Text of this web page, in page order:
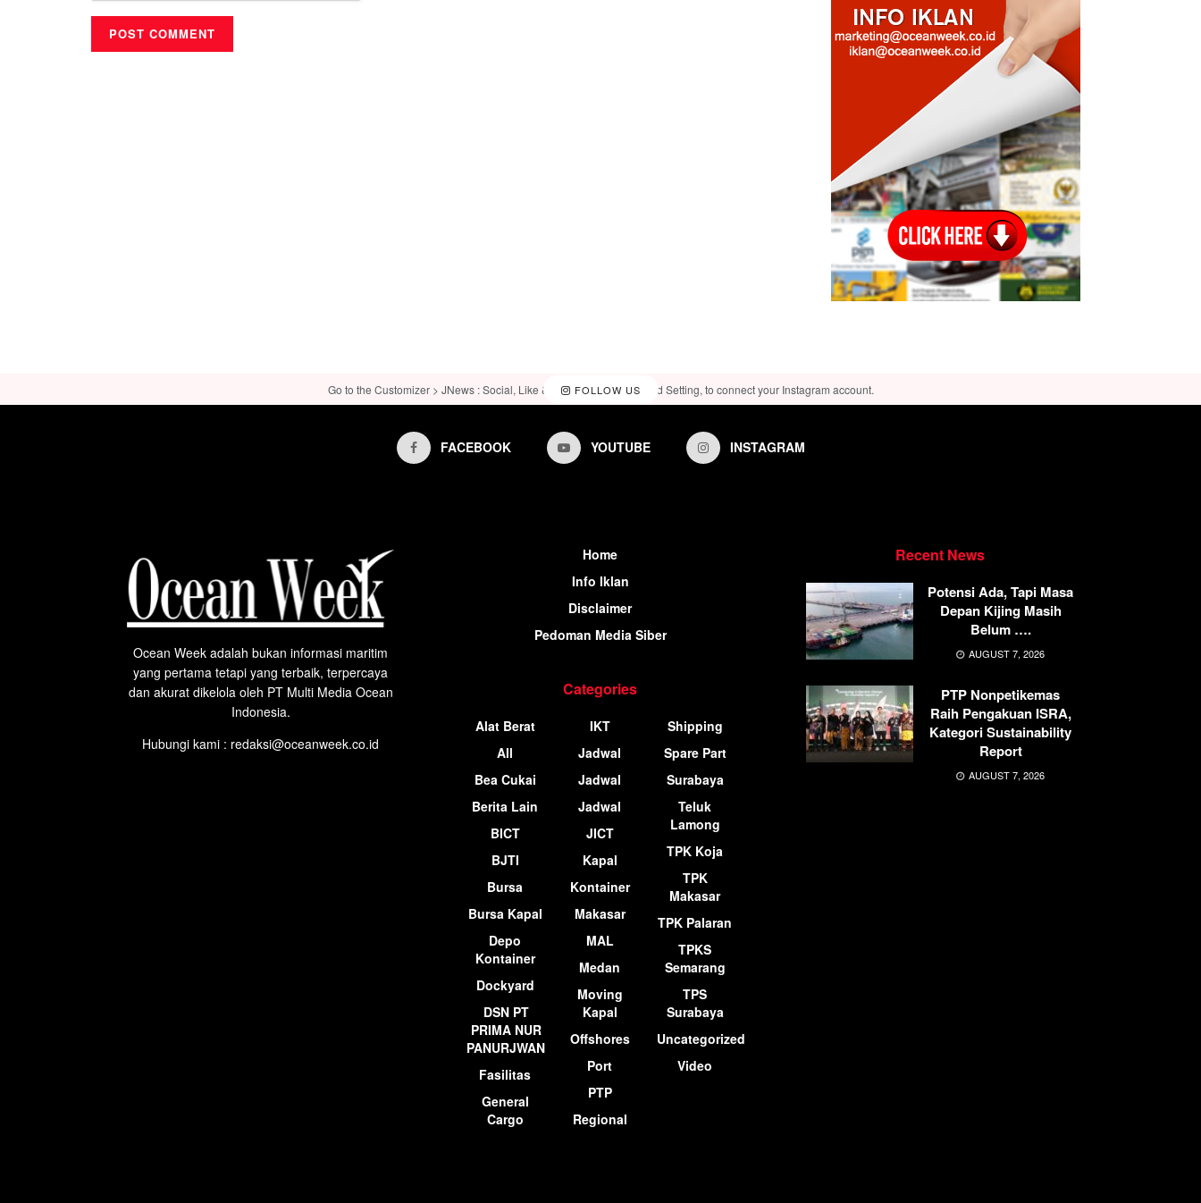
FOLLOW US
Go to the Customizer > JNews : Social, Like & View > Instagram Feed Setting, to connect your Instagram account.
FACEBOOK YOUTUBE INSTAGRAM
Ocean Week adalah bukan informasi maritim
yang pertama tetapi yang terbaik, terpercaya
dan akurat dikelola oleh PT Multi Media Ocean
Indonesia.
Hubungi kami : redaksi@oceanweek.co.id
Home
Info Iklan
Disclaimer
Pedoman Media Siber
Categories
Alat Berat
All
Bea Cukai
Berita Lain
BICT
BJTI
Bursa
Bursa Kapal
Depo
Kontainer
Dockyard
DSN PT
PRIMA NUR
PANURJWAN
Fasilitas
General
Cargo
IKT
Jadwal
Jadwal
Jadwal
JICT
Kapal
Kontainer
Makasar
MAL
Medan
Moving
Kapal
Offshores
Port
PTP
Regional
Shipping
Spare Part
Surabaya
Teluk
Lamong
TPK Koja
TPK
Makasar
TPK Palaran
TPKS
Semarang
TPS
Surabaya
Uncategorized
Video
Recent News
Potensi Ada, Tapi Masa
Depan Kijing Masih
Belum ….
AUGUST 7, 2026
PTP Nonpetikemas
Raih Pengakuan ISRA,
Kategori Sustainability
Report
AUGUST 7, 2026